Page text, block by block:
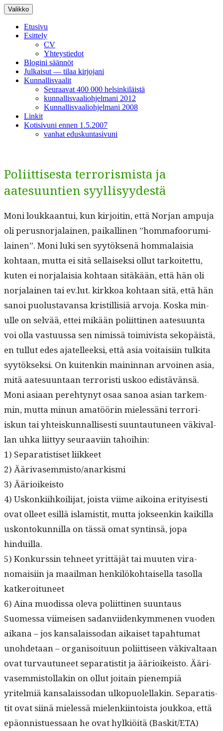
Siirry
sisältöön
Valikko
Etusivu
Esittely
CV
Yhteystiedot
Blogini säännöt
Julkaisut — tilaa kirjojani
Kunnallisvaalit
Seuraavat 400 000 helsinkiläistä
kunnallisvaaliohjelmani 2012
Kunnallisvaaliohjelmani 2008
Linkit
Kotisivuni ennen 1.5.2007
vanhat eduskuntasivuni
Poliittisesta terrorismista ja
aatesuuntien syyllisyydestä
Moni loukkaan­tui, kun kir­joitin, että Nor­jan ampu­ja
oli perus­nor­jalainen, paikalli­nen ”hom­mafoo­ru­mi­
lainen”. Moni luki sen syytök­senä hom­malaisia
kohtaan, mut­ta ei sitä sel­l­aisek­si ollut tarkoitet­tu,
kuten ei nor­jalaisia kohtaan sitäkään, että hän oli
nor­jalainen tai ev.lut. kirkkoa kohtaan sitä, että hän
sanoi puo­lus­ta­vansa kris­til­lisiä arvo­ja. Kos­ka min­
ulle on selvää, ettei mikään poli­it­ti­nen aate­su­un­ta
voi olla vas­tu­us­sa sen nimis­sä toimivista sekopäistä,
en tul­lut edes ajatelleek­si, että asia voitaisi­in tulki­ta
syytök­sek­si. On kuitenkin main­in­nan arvoinen asia,
mitä aate­su­un­taan ter­ror­isti uskoo edistävänsä.
Moni asi­aan pere­htynyt osaa sanoa asian tarkem­
min, mut­ta min­un amatöörin mielessäni ter­rori-
iskun tai yhteiskun­nal­lis­es­ti suun­tau­tuneen väki­val­
lan uhka liit­tyy seu­raavi­in tahoihin:
1) Sep­a­ratis­tiset liikkeet
2) Äärivasemmisto/anarkismi
3) Äärioikeisto
4) Uskonki­ihkoil­i­jat, joista viime aikoina eri­tyis­es­ti
ovat olleet esil­lä islamistit, mut­ta jok­seenkin kaikil­la
uskon­tokun­nil­la on tässä omat syntin­sä, jopa
hinduilla.
5) Konkurssin tehneet yrit­täjät tai muuten vira­
nomaisi­in ja maail­man henkilöko­htaisel­la tasol­la
katkeroituneet
6) Aina muodis­sa ole­va poli­it­ti­nen suuntaus
Suomes­sa viimeisen sadan­vi­idenkymme­nen vuo­den
aikana – jos kansalais­so­dan aikaiset tapah­tu­mat
uno­hde­taan – organ­isoitu­un poli­it­tiseen väki­val­taan
ovat tur­vau­tuneet sep­a­ratis­tit ja ääri­oikeis­to. Ääri­
vasem­mis­tol­lakin on ollut joitain pienem­piä
yritelmiä kansalais­so­dan ulkop­uolel­lakin. Sep­a­ratis­
tit ovat siinä mielessä mie­lenki­in­toista joukkoa, että
epäon­nistues­saan he ovat hylk­iöitä (Baskit/ETA)